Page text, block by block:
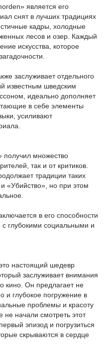
является его
снят в лучших традициях
кадры, холодные
лесов и озер. Каждый
искусства, которое
заслуживает отдельного
известным шведским
идеально дополняет
в себе элементы
усиливают
множество
так и от критиков.
традиции таких
«Убийство», но при этом
в его способности
с глубокими социальными и
настоящий шедевр
заслуживает внимания
кино. Он предлагает не
и глубокое погружение в
проблемы и красоту
начали смотреть этот
эпизод и погрузиться
скрываются в сердце